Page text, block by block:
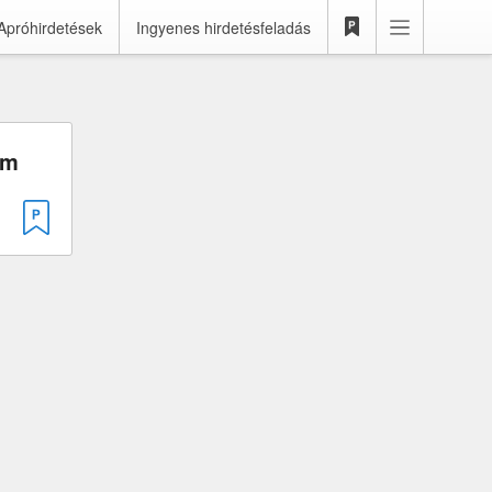
Ingyenes hirdetésfeladás